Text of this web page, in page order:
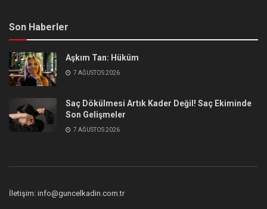
Son Haberler
Aşkım Tan: Hüküm
7 AĞUSTOS 2026
Saç Dökülmesi Artık Kader Değil! Saç Ekiminde
Son Gelişmeler
7 AĞUSTOS 2026
İletişim: info@guncelkadin.com.tr